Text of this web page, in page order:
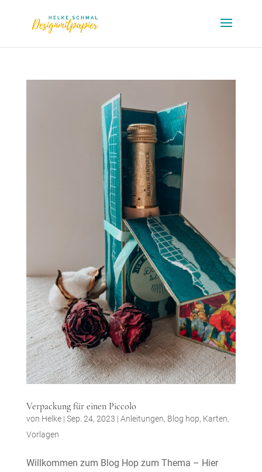
Verpackung für einen Piccolo
von Helke| Sep. 24, 2023 | Anleitungen, Blog hop, Karten,
Vorlagen
Willkommen zum Blog Hop zum Thema – Hier